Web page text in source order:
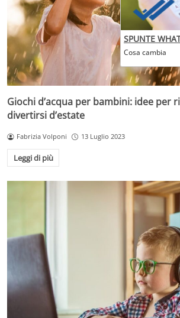
Giochi d’acqua per bambini: idee per
divertirsi d’estate
Fabrizia Volponi 13 Luglio 2023
Leggi di più
SPUNTE
Cosa cambia